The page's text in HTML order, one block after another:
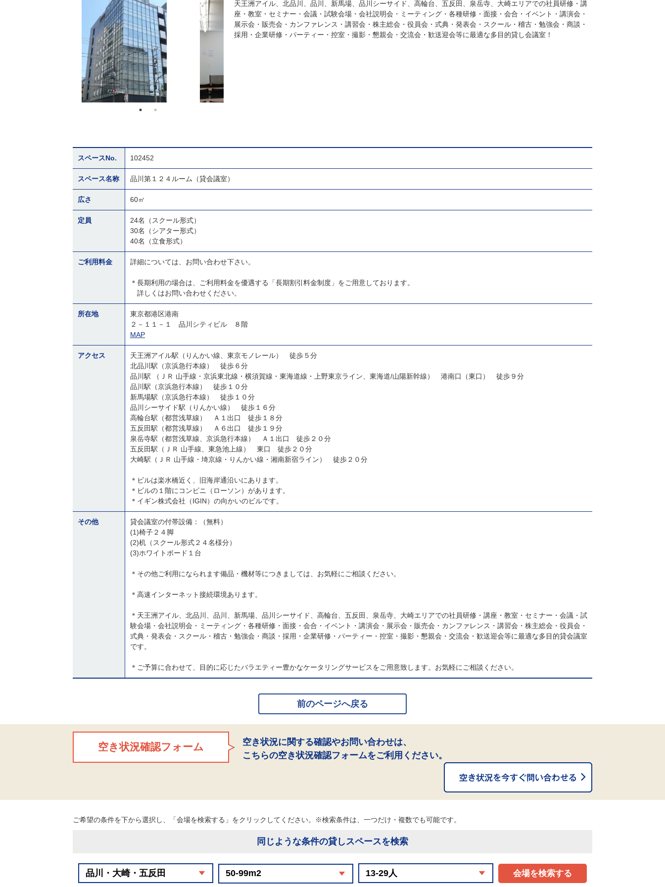
天王洲アイル、北品川、品川、新馬場、品川シーサイド、高輪台、五反田、泉岳寺、大崎エリアでの社員研修・講
座・教室・セミナー・会議・試験会場・会社説明会・ミーティング・各種研修・面接・会合・イベント・講演会・
展示会・販売会・カンファレンス・講習会・株主総会・役員会・式典・発表会・スクール・稽古・勉強会・商談・
採用・企業研修・パーティー・控室・撮影・懇親会・交流会・歓送迎会等に最適な多目的貸し会議室！
スペースNo. 102452
スペース名称 品川第１２４ルーム（貸会議室）
広さ 60㎡
定員
24名（スクール形式）
30名（シアター形式）
40名（立食形式）
ご利用料金 詳細については、お問い合わせ下さい。
＊長期利用の場合は、ご利用料金を優遇する「長期割引料金制度」をご用意しております。
詳しくはお問い合わせください。
所在地
東京都港区港南
２－１１－１ 品川シティビル ８階
MAP
アクセス
天王洲アイル駅（りんかい線、東京モノレール） 徒歩５分
北品川駅（京浜急行本線） 徒歩６分
品川駅 （ＪＲ 山手線・京浜東北線・横須賀線・東海道線・上野東京ライン、東海道/山陽新幹線） 港南口（東口） 徒歩９分
品川駅（京浜急行本線） 徒歩１０分
新馬場駅（京浜急行本線） 徒歩１０分
品川シーサイド駅（りんかい線） 徒歩１６分
高輪台駅（都営浅草線） Ａ１出口 徒歩１８分
五反田駅（都営浅草線） Ａ６出口 徒歩１９分
泉岳寺駅（都営浅草線、京浜急行本線） Ａ１出口 徒歩２０分
五反田駅（ＪＲ 山手線、東急池上線） 東口 徒歩２０分
大崎駅（ＪＲ 山手線・埼京線・りんかい線・湘南新宿ライン） 徒歩２０分
＊ビルは楽水橋近く、旧海岸通沿いにあります。
＊ビルの１階にコンビニ（ローソン）があります。
＊イギン株式会社（IGIN）の向かいのビルです。
その他
貸会議室の付帯設備：（無料）
(1)椅子２４脚
(2)机（スクール形式２４名様分）
(3)ホワイトボード１台
＊その他ご利用になられます備品・機材等につきましては、お気軽にご相談ください。
＊高速インターネット接続環境あります。
＊天王洲アイル、北品川、品川、新馬場、品川シーサイド、高輪台、五反田、泉岳寺、大崎エリアでの社員研修・講座・教室・セミナー・会議・試
験会場・会社説明会・ミーティング・各種研修・面接・会合・イベント・講演会・展示会・販売会・カンファレンス・講習会・株主総会・役員会・
式典・発表会・スクール・稽古・勉強会・商談・採用・企業研修・パーティー・控室・撮影・懇親会・交流会・歓送迎会等に最適な多目的貸会議室
です。
＊ご予算に合わせて、目的に応じたバラエティー豊かなケータリングサービスをご用意致します。お気軽にご相談ください。
前のページへ戻る
空き状況確認フォーム
空き状況に関する確認やお問い合わせは、
こちらの空き状況確認フォームをご利用ください。
ご希望の条件を下から選択し、「会場を検索する」をクリックしてください。※検索条件は、一つだけ・複数でも可能です。
同じような条件の貸しスペースを検索
会場を検索する